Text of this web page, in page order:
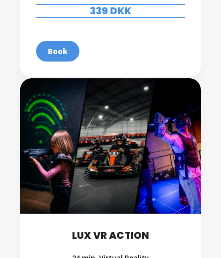
339 DKK
Book
LUX VR ACTION